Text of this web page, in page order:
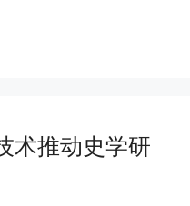
术推动史学研